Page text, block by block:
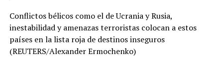
Conflictos bélicos como el de Ucrania y Rusia,
inestabilidad y amenazas terroristas colocan a estos
países en la lista roja de destinos inseguros
(REUTERS/Alexander Ermochenko)